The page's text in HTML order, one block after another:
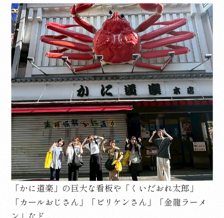
「かに道楽」の巨大な看板や「くいだおれ太郎」
「カールおじさん」「ビリケンさん」「金龍ラーメ